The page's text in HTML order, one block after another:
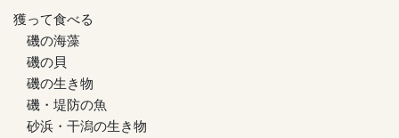
獲って食べる
磯の海藻
磯の貝
磯の生き物
磯・堤防の魚
砂浜・干潟の生き物